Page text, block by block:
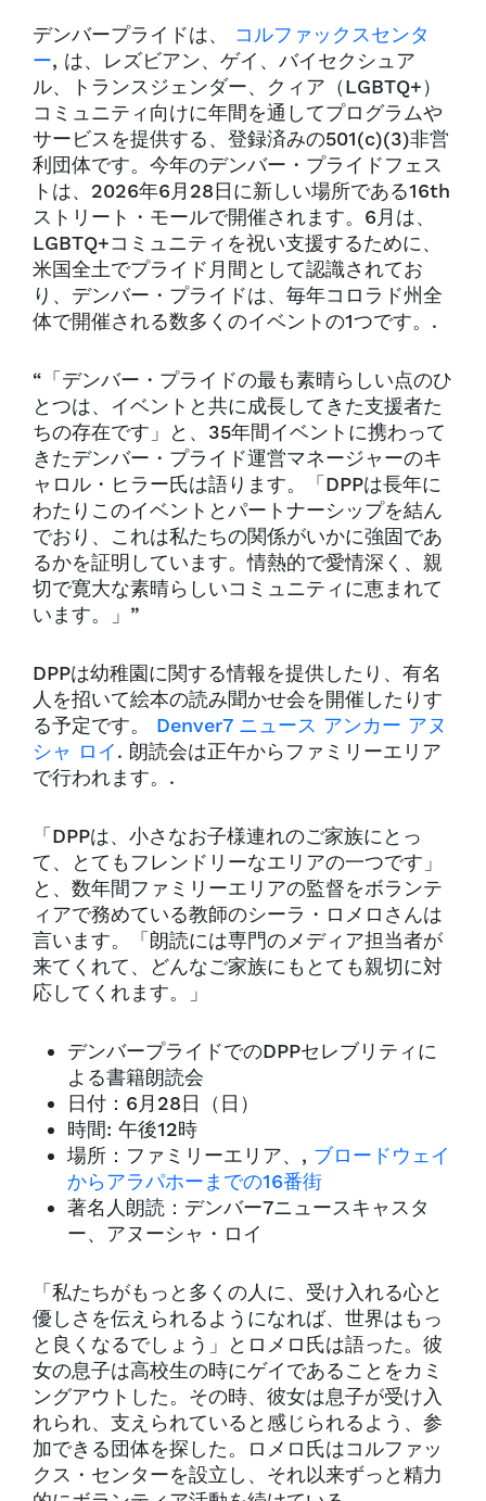
デンバープライドは、 コルファックスセンタ
ー, は、レズビアン、ゲイ、バイセクシュア
ル、トランスジェンダー、クィア（LGBTQ+）
コミュニティ向けに年間を通してプログラムや
サービスを提供する、登録済みの501(c)(3)非営
利団体です。今年のデンバー・プライドフェス
トは、2026年6月28日に新しい場所である16th
ストリート・モールで開催されます。6月は、
LGBTQ+コミュニティを祝い支援するために、
米国全土でプライド月間として認識されてお
り、デンバー・プライドは、毎年コロラド州全
体で開催される数多くのイベントの1つです。.
“「デンバー・プライドの最も素晴らしい点のひ
とつは、イベントと共に成長してきた支援者た
ちの存在です」と、35年間イベントに携わって
きたデンバー・プライド運営マネージャーのキ
ャロル・ヒラー氏は語ります。「DPPは長年に
わたりこのイベントとパートナーシップを結ん
でおり、これは私たちの関係がいかに強固であ
るかを証明しています。情熱的で愛情深く、親
切で寛大な素晴らしいコミュニティに恵まれて
います。」”
DPPは幼稚園に関する情報を提供したり、有名
人を招いて絵本の読み聞かせ会を開催したりす
る予定です。 Denver7 ニュース アンカー アヌ
シャ ロイ. 朗読会は正午からファミリーエリア
で行われます。.
「DPPは、小さなお子様連れのご家族にとっ
て、とてもフレンドリーなエリアの一つです」
と、数年間ファミリーエリアの監督をボランテ
ィアで務めている教師のシーラ・ロメロさんは
言います。「朗読には専門のメディア担当者が
来てくれて、どんなご家族にもとても親切に対
応してくれます。」
デンバープライドでのDPPセレブリティに
よる書籍朗読会
日付：6月28日（日）
時間: 午後12時
場所：ファミリーエリア、, ブロードウェイ
からアラパホーまでの16番街
著名人朗読：デンバー7ニュースキャスタ
ー、アヌーシャ・ロイ
「私たちがもっと多くの人に、受け入れる心と
優しさを伝えられるようになれば、世界はもっ
と良くなるでしょう」とロメロ氏は語った。彼
女の息子は高校生の時にゲイであることをカミ
ングアウトした。その時、彼女は息子が受け入
れられ、支えられていると感じられるよう、参
加できる団体を探した。ロメロ氏はコルファッ
クス・センターを設立し、それ以来ずっと精力